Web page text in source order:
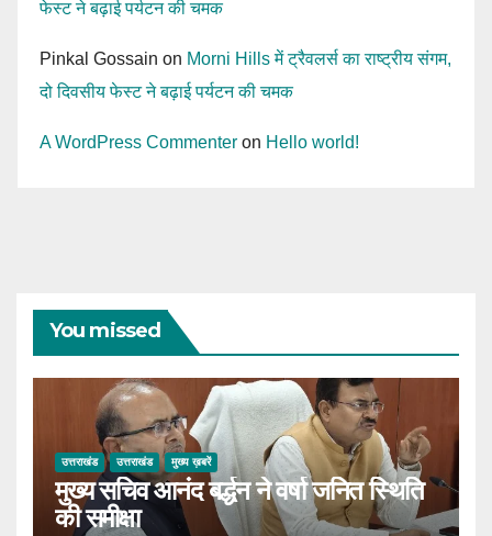
फेस्ट ने बढ़ाई पर्यटन की चमक
Pinkal Gossain on Morni Hills में ट्रैवलर्स का राष्ट्रीय संगम,
दो दिवसीय फेस्ट ने बढ़ाई पर्यटन की चमक
A WordPress Commenter on Hello world!
You missed
उत्तराखंड उत्तराखंड मुख्य ख़बरें
मुख्य सचिव आनंद बर्द्धन ने वर्षा जनित स्थिति
की समीक्षा